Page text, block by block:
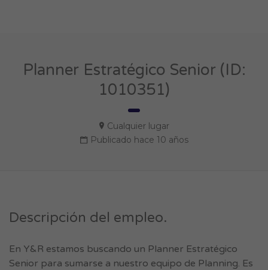
Planner Estratégico Senior (ID:
1010351)
Cualquier lugar
Publicado hace 10 años
Descripción del empleo.
En Y&R estamos buscando un Planner Estratégico
Senior para sumarse a nuestro equipo de Planning. Es